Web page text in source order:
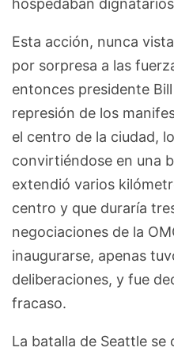
hospedaban
Esta acción, nunca
por sorpresa a las
entonces presidente
represión de los
el centro de la ciudad,
convirtiéndose en una
extendió varios
centro y que duraría
negociaciones de la
inaugurarse, apenas
deliberaciones, y fue
fracaso.
La batalla de Seattle